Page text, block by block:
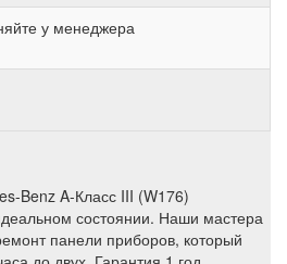
у менеджера
Benz A-Класс III (W176)
состоянии. Наши мастера
панели приборов, который